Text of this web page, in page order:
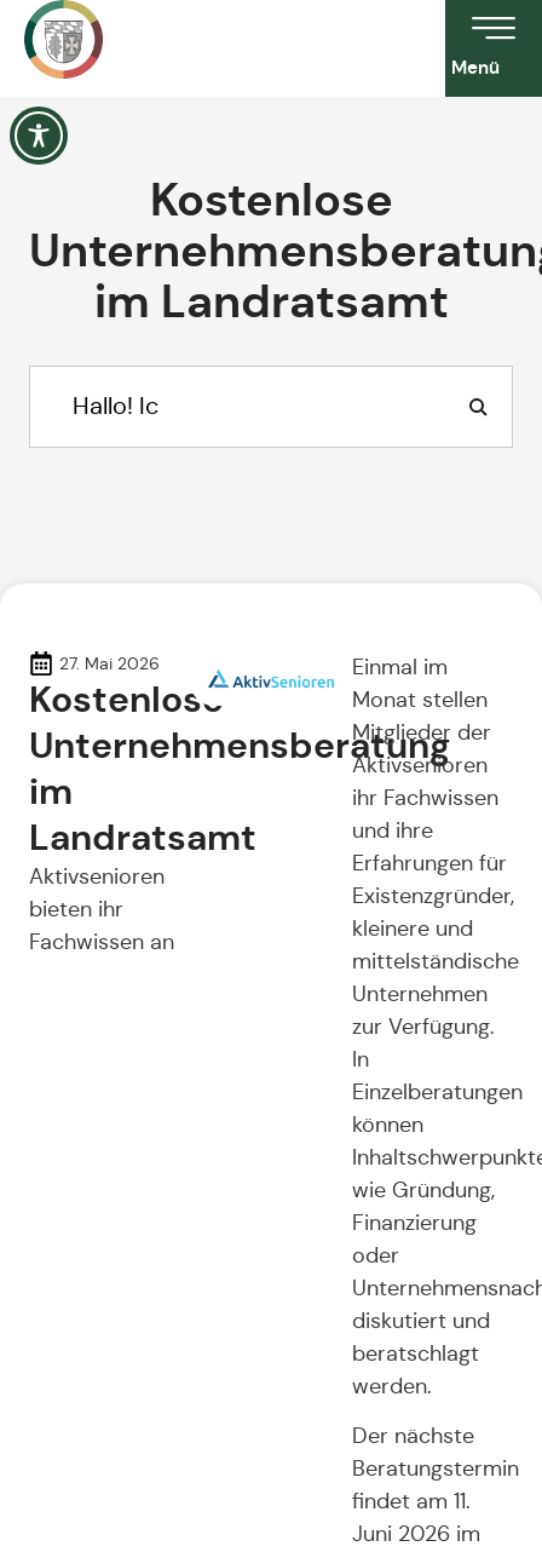
Menü
Kostenlose
im Landratsamt
27. Mai 2026
Kostenlose
Unternehmensberatung
im
Landratsamt
Aktivsenioren
bieten ihr
Fachwissen an
Einmal im
Monat stellen
Mitglieder der
Aktivsenioren
ihr Fachwissen
und ihre
Erfahrungen für
Existenzgründer,
kleinere und
mittelständische
Unternehmen
zur Verfügung.
In
Einzelberatungen
können
wie Gründung,
Finanzierung
oder
diskutiert und
beratschlagt
werden.
Der nächste
Beratungstermin
findet am 11.
Juni 2026 im